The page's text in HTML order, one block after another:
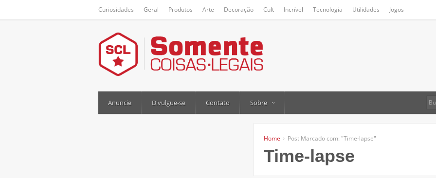
Curiosidades Geral Produtos Arte Decoração Cult Incrível Tecnologia Utilidades Jogos
Anuncie Divulgue-se Contato Sobre
Home Post Marcado com: "Time-lapse"
Time-lapse